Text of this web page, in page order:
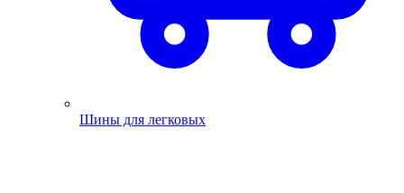
Шины для легковых